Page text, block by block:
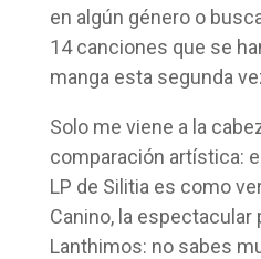
en algún género o
14 canciones que se
manga esta segunda
Solo me viene a la
comparación artística:
LP de Silitia es como
Canino, la espectacular
Lanthimos: no sabes